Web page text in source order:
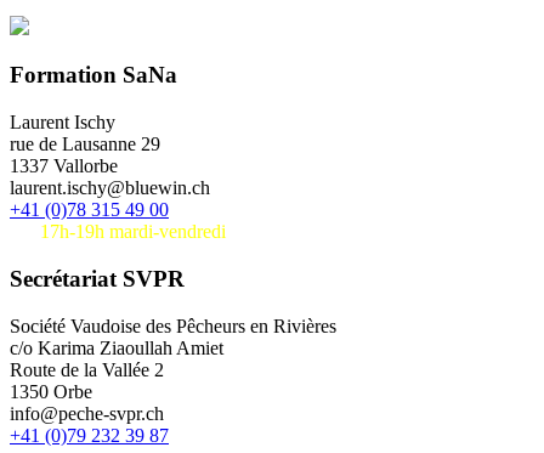
Formation SaNa
Laurent Ischy
rue de Lausanne 29
1337 Vallorbe
laurent.ischy@bluewin.ch
+41 (0)78 315 49 00
17h-19h mardi-vendredi
Secrétariat SVPR
Société Vaudoise des Pêcheurs en Rivières
c/o Karima Ziaoullah Amiet
Route de la Vallée 2
1350 Orbe
info@peche-svpr.ch
+41 (0)79 232 39 87